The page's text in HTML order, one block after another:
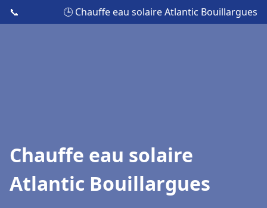
📞 🕒 Chauffe eau solaire Atlantic Bouillargues
Chauffe eau solaire
Atlantic Bouillargues